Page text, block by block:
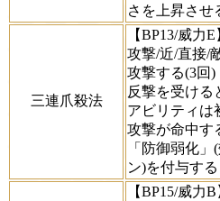
さを上昇させ
三連爪殺法
【BP13/威力E
攻撃/近/直接/
攻撃する(3回)
反撃を受ける
アビリティは
攻撃が命中す
「防御弱化
ン)を付与する
【BP15/威力B